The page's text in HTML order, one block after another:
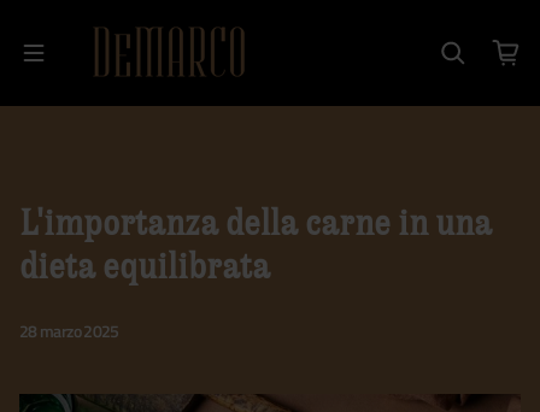
L'importanza della carne in una
dieta equilibrata
28 marzo 2025